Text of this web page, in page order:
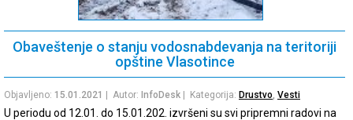
Obaveštenje o stanju vodosnabdevanja na teritoriji
opštine Vlasotince
Objavljeno: 15.01.2021 | Autor: InfoDesk | Kategorija: Drustvo Vesti
U periodu od 12.01. do 15.01.202. izvršeni su svi pripremni radovi na